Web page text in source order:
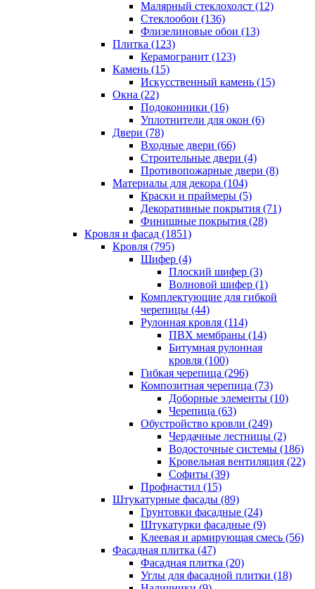
Малярный стеклохолст (12)
Стеклообои (136)
Флизелиновые обои (13)
Плитка (123)
Керамогранит (123)
Камень (15)
Искусственный камень (15)
Окна (22)
Подоконники (16)
Уплотнители для окон (6)
Двери (78)
Входные двери (66)
Строительные двери (4)
Противопожарные двери (8)
Материалы для декора (104)
Краски и праймеры (5)
Декоративные покрытия (71)
Финишные покрытия (28)
Кровля и фасад (1851)
Кровля (795)
Шифер (4)
Плоский шифер (3)
Волновой шифер (1)
Комплектующие для гибкой
черепицы (44)
Рулонная кровля (114)
ПВХ мембраны (14)
Битумная рулонная
кровля (100)
Гибкая черепица (296)
Композитная черепица (73)
Доборные элементы (10)
Черепица (63)
Обустройство кровли (249)
Чердачные лестницы (2)
Водосточные системы (186)
Кровельная вентиляция (22)
Cофиты (39)
Профнастил (15)
Штукатурные фасады (89)
Грунтовки фасадные (24)
Штукатурки фасадные (9)
Клеевая и армирующая смесь (56)
Фасадная плитка (47)
Фасадная плитка (20)
Углы для фасадной плитки (18)